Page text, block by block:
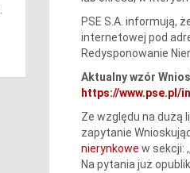
PSE S.A. informują,
internetowej pod
Redysponowanie
Aktualny wzór
https://www.pse.pl/
Ze względu na dużą
zapytanie
nierynkowe w sekcji:
Na pytania już